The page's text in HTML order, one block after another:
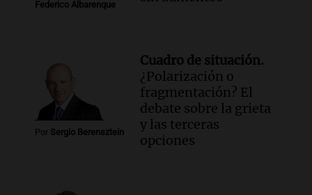
Federico Albarenque
Por Sergio Berensztein
Cuadro de situación.
¿Polarización o
fragmentación? El
debate sobre la grieta
y las terceras
opciones